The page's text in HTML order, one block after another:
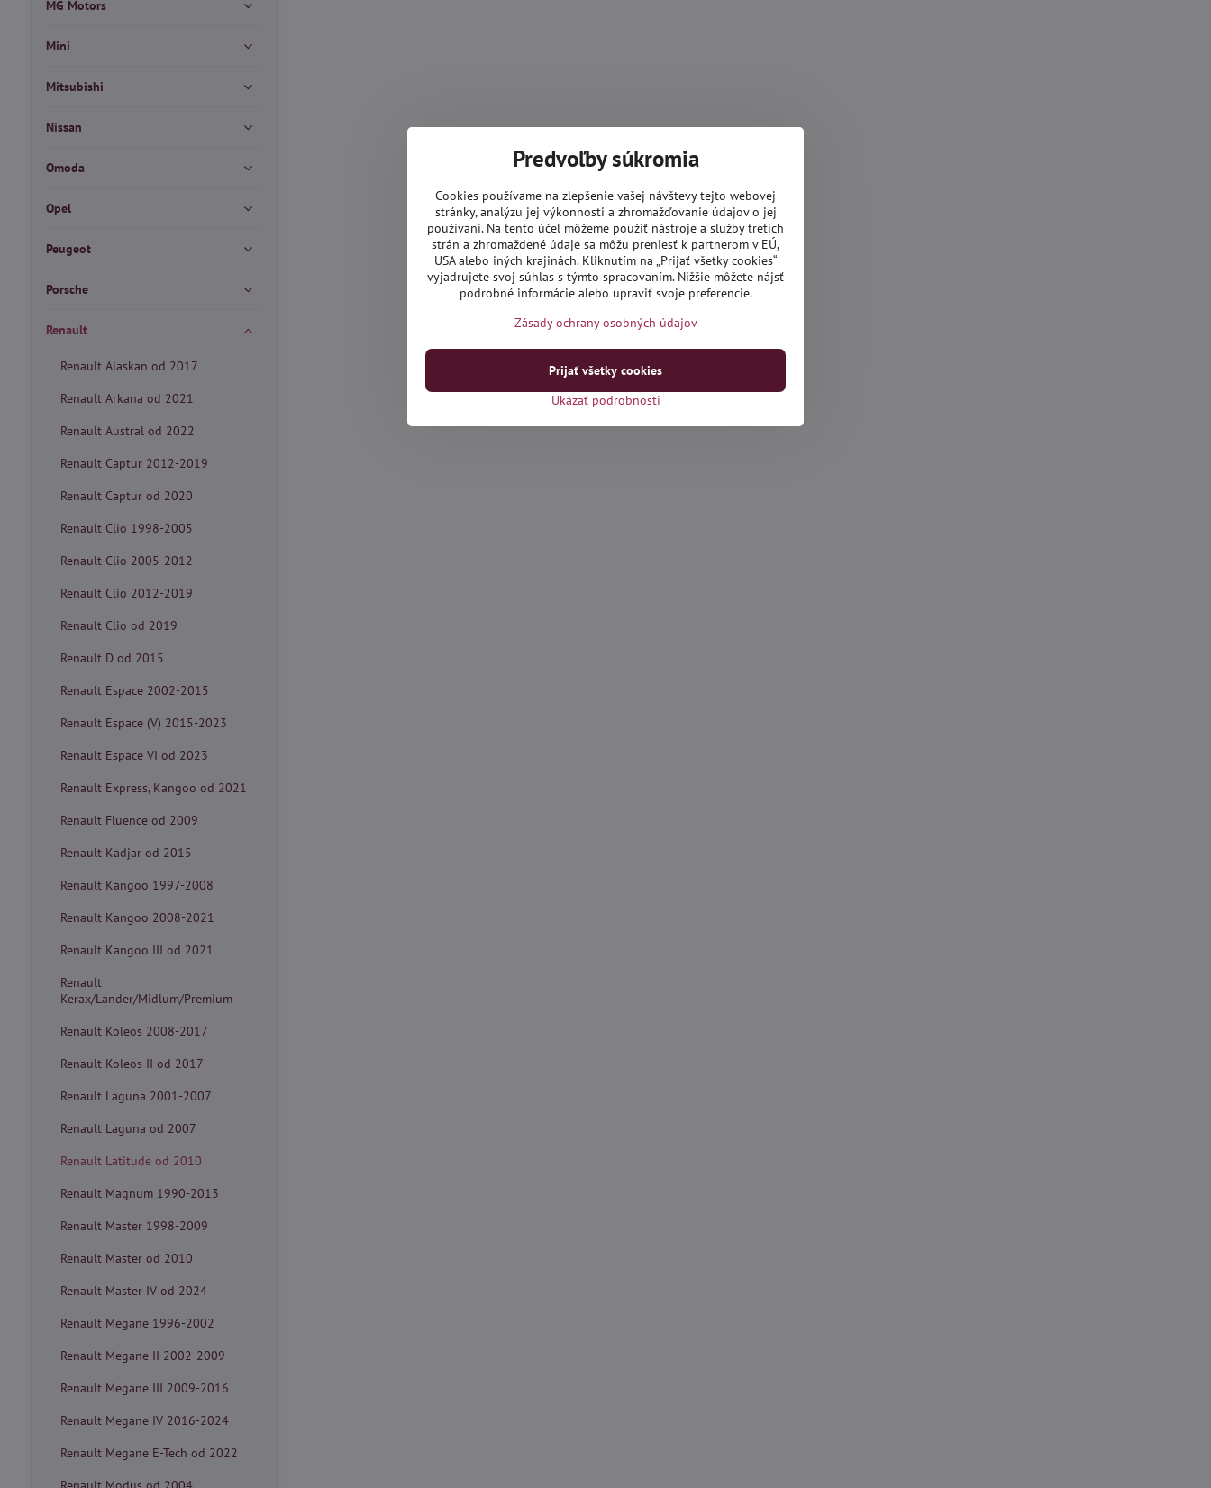
MG Motors
Mini
Mitsubishi
Nissan
Omoda
Opel
Peugeot
Porsche
Renault
Renault Alaskan od 2017
Renault Arkana od 2021
Renault Austral od 2022
Renault Captur 2012-2019
Renault Captur od 2020
Renault Clio 1998-2005
Renault Clio 2005-2012
Renault Clio 2012-2019
Renault Clio od 2019
Renault D od 2015
Renault Espace 2002-2015
Renault Espace (V) 2015-2023
Renault Espace VI od 2023
Renault Express, Kangoo od 2021
Renault Fluence od 2009
Renault Kadjar od 2015
Renault Kangoo 1997-2008
Renault Kangoo 2008-2021
Renault Kangoo III od 2021
Renault
Kerax/Lander/Midlum/Premium
Renault Koleos 2008-2017
Renault Koleos II od 2017
Renault Laguna 2001-2007
Renault Laguna od 2007
Renault Latitude od 2010
Renault Magnum 1990-2013
Renault Master 1998-2009
Renault Master od 2010
Renault Master IV od 2024
Renault Megane 1996-2002
Renault Megane II 2002-2009
Renault Megane III 2009-2016
Renault Megane IV 2016-2024
Renault Megane E-Tech od 2022
Predvoľby súkromia
Cookies používame na zlepšenie vašej návštevy tejto webovej
stránky, analýzu jej výkonnosti a zhromažďovanie údajov o jej
používaní. Na tento účel môžeme použiť nástroje a služby tretích
strán a zhromaždené údaje sa môžu preniesť k partnerom v EÚ,
USA alebo iných krajinách. Kliknutím na „Prijať všetky cookies“
vyjadrujete svoj súhlas s týmto spracovaním. Nižšie môžete nájsť
podrobné informácie alebo upraviť svoje preferencie.
Zásady ochrany osobných údajov
Ukázať podrobnosti
Prijať všetky cookies